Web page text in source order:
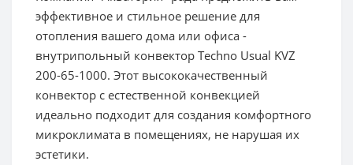
эффективное и стильное решение для
отопления вашего дома или офиса -
внутрипольный конвектор Techno Usual KVZ
200-65-1000. Этот высококачественный
конвектор с естественной конвекцией
идеально подходит для создания комфортного
микроклимата в помещениях, не нарушая их
эстетики.